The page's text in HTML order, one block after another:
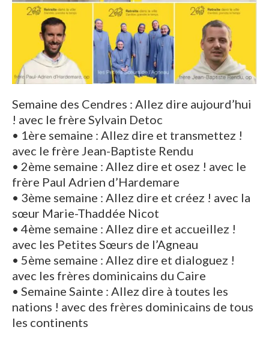
Semaine des Cendres : Allez dire aujourd’hui
! avec le frère Sylvain Detoc
• 1ère semaine : Allez dire et transmettez !
avec le frère Jean-Baptiste Rendu
• 2ème semaine : Allez dire et osez ! avec le
frère Paul Adrien d’Hardemare
• 3ème semaine : Allez dire et créez ! avec la
sœur Marie-Thaddée Nicot
• 4ème semaine : Allez dire et accueillez !
avec les Petites Sœurs de l’Agneau
• 5ème semaine : Allez dire et dialoguez !
avec les frères dominicains du Caire
• Semaine Sainte : Allez dire à toutes les
nations ! avec des frères dominicains de tous
les continents